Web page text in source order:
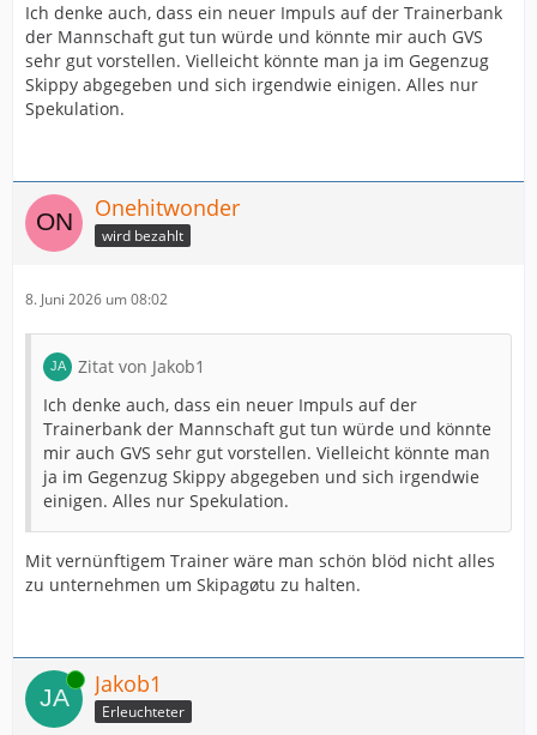
Ich denke auch, dass ein neuer Impuls auf der Trainerbank
der Mannschaft gut tun würde und könnte mir auch GVS
sehr gut vorstellen. Vielleicht könnte man ja im Gegenzug
Skippy abgegeben und sich irgendwie einigen. Alles nur
Spekulation.
Onehitwonder
wird bezahlt
8. Juni 2026 um 08:02
Zitat von Jakob1
Ich denke auch, dass ein neuer Impuls auf der
Trainerbank der Mannschaft gut tun würde und könnte
mir auch GVS sehr gut vorstellen. Vielleicht könnte man
ja im Gegenzug Skippy abgegeben und sich irgendwie
einigen. Alles nur Spekulation.
Mit vernünftigem Trainer wäre man schön blöd nicht alles
zu unternehmen um Skipagøtu zu halten.
Online Jakob1
Erleuchteter